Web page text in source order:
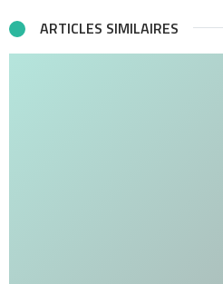
ARTICLES SIMILAIRES